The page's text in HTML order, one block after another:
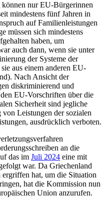
nur EU-Bürgerinnen
mindestens fünf Jahren in
auf Familienleistungen
müssen sich mindestens
haben, um
auch dann, wenn sie unter
der Systeme der
aus einem anderen EU-
Nach Ansicht der
diskriminierend und
EU-Vorschriften über die
Sicherheit sind jegliche
Leistungen der sozialen
ausdrücklich verboten.
an die
das im Juli 2024 eine mit
war. Da Griechenland
hat, um die Situation
hat die Kommission nun
Union anzurufen.